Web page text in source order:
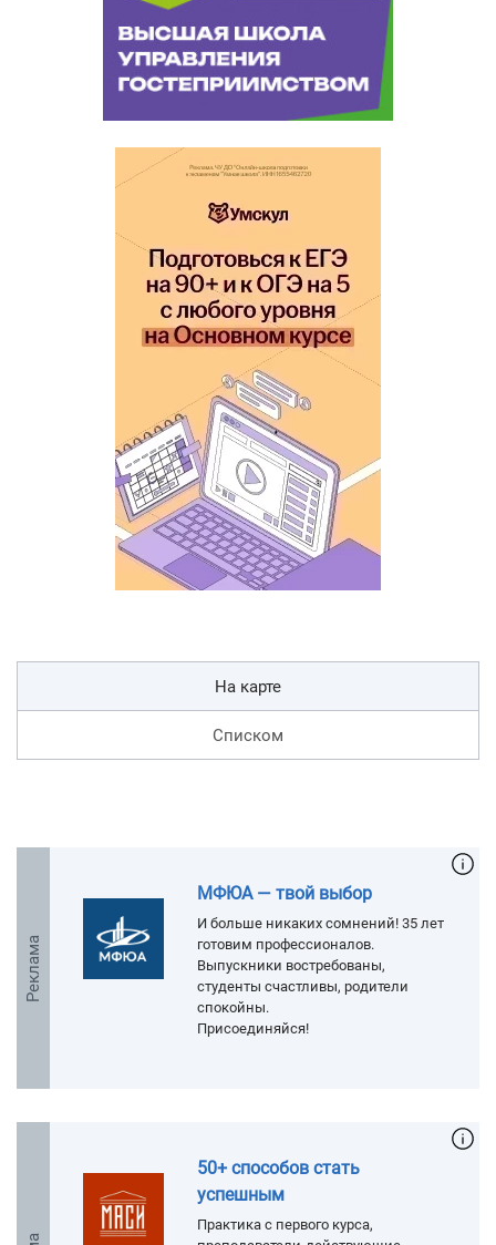
На карте
Списком
Реклама
МФЮА — твой выбор
И больше никаких сомнений! 35 лет
готовим профессионалов.
Выпускники востребованы,
студенты счастливы, родители
спокойны.
Присоединяйся!
50+ способов стать
успешным
Практика с первого курса,